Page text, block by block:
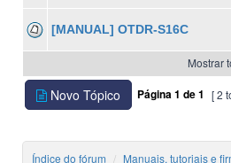
[MANUAL] OTDR-S16C
Mostrar
Novo Tópico Página1 de1 [ 2
Índice do fórum Manuais, tutoriais e